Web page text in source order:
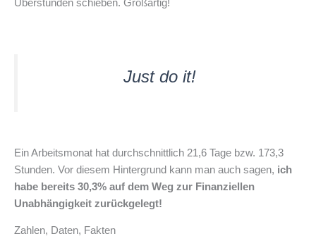
Überstunden schieben. Großartig!
Just do it!
Ein Arbeitsmonat hat durchschnittlich 21,6 Tage bzw. 173,3
Stunden. Vor diesem Hintergrund kann man auch sagen, ich
habe bereits 30,3% auf dem Weg zur Finanziellen
Unabhängigkeit zurückgelegt!
Zahlen, Daten, Fakten